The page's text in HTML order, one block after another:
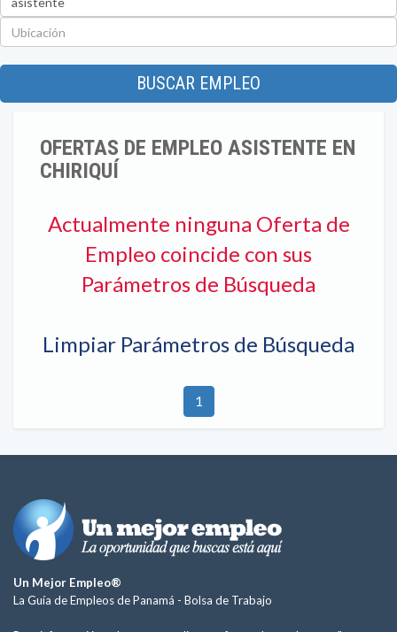
BUSCAR EMPLEO
OFERTAS DE EMPLEO ASISTENTE EN
CHIRIQUÍ
Actualmente ninguna Oferta de
Empleo coincide con sus
Parámetros de Búsqueda
Limpiar Parámetros de Búsqueda
1
Un Mejor Empleo®
La Guía de Empleos de Panamá - Bolsa de Trabajo